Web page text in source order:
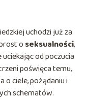
uchodzi już za
o seksualności,
uciekając od poczucia
poświęca temu,
o ciele, pożądaniu i
schematów.